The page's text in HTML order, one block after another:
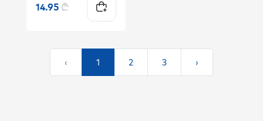
14.95 ₾
‹ 1 2 3 ›